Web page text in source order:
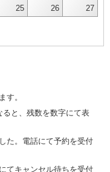
25 26 27
す。
ると、残数を数字にて表
た。電話にて予約を受付
てキャンセル待ちを受付